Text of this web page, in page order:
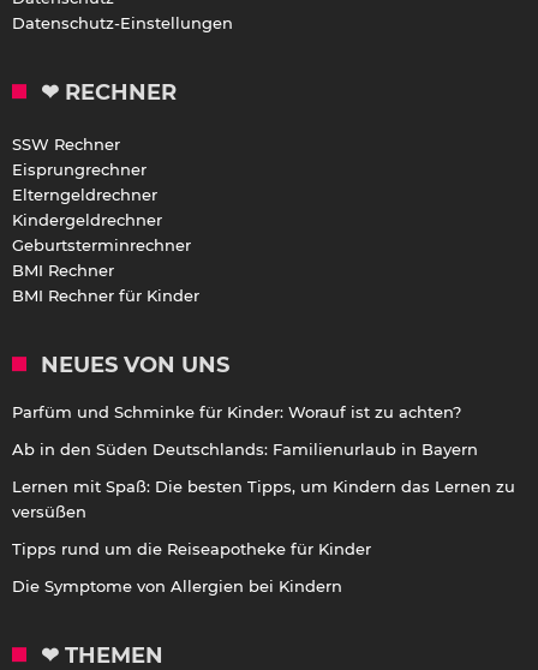
Datenschutz-Einstellungen
❤ RECHNER
SSW Rechner
Eisprungrechner
Elterngeldrechner
Kindergeldrechner
Geburtsterminrechner
BMI Rechner
BMI Rechner für Kinder
NEUES VON UNS
Parfüm und Schminke für Kinder: Worauf ist zu achten?
Ab in den Süden Deutschlands: Familienurlaub in Bayern
Lernen mit Spaß: Die besten Tipps, um Kindern das Lernen zu
versüßen
Tipps rund um die Reiseapotheke für Kinder
Die Symptome von Allergien bei Kindern
❤ THEMEN